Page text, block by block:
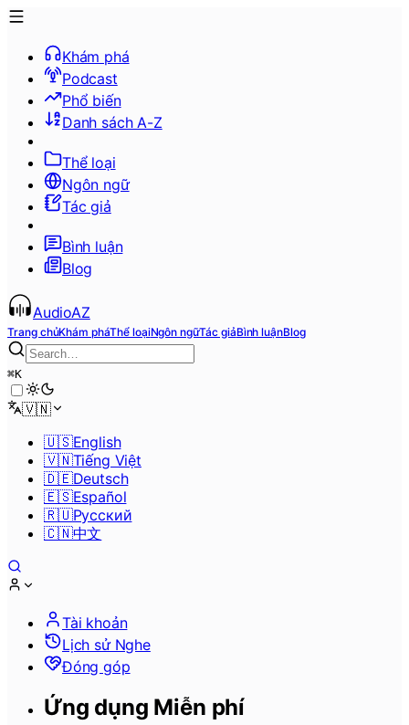
Khám phá
Podcast
Phổ biến
Danh sách A-Z
Thể loại
Ngôn ngữ
Tác giả
Bình luận
Blog
AudioAZ
Trang chủKhám pháThể loạiNgôn ngữTác giảBình luậnBlog
⌘K
🇻🇳
🇺🇸English
🇻🇳Tiếng Việt
🇩🇪Deutsch
🇪🇸Español
🇷🇺Pусский
🇨🇳中文
Tài khoản
Lịch sử Nghe
Đóng góp
Ứng dụng Miễn phí